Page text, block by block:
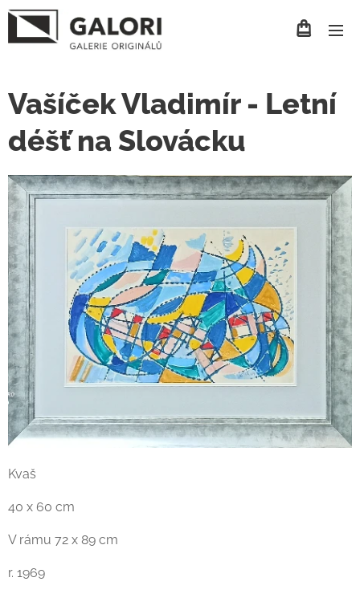
Vašíček Vladimír - Letní
déšť na Slovácku
Kvaš
40 x 60 cm
V rámu 72 x 89 cm
r. 1969